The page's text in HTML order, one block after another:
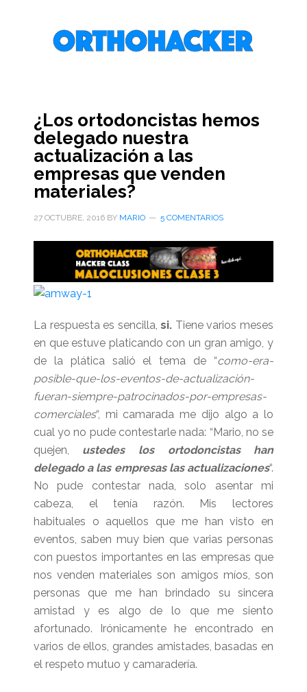
¿Los ortodoncistas hemos
delegado nuestra
actualización a las
empresas que venden
materiales?
27 OCTUBRE, 2016BY MARIO 5 COMENTARIOS
La respuesta es sencilla,si. Tiene varios meses
en que estuve platicando con un gran amigo, y
de la plática salió el tema de “como-era-
posible-que-los-eventos-de-actualización-
fueran-siempre-patrocinados-por-empresas-
comerciales“, mi camarada me dijo algo a lo
cual yo no pude contestarle nada: “Mario, no se
quejen,
ustedes los ortodoncistas han
delegado a las empresas las actualizaciones“.
No pude contestar nada, solo asentar mi
cabeza, el tenía razón. Mis lectores
habituales o aquellos que me han visto en
eventos, saben muy bien que varias personas
con puestos importantes en las empresas que
nos venden materiales son amigos míos, son
personas que me han brindado su sincera
amistad y es algo de lo que me siento
afortunado. Irónicamente he encontrado en
varios de ellos, grandes amistades, basadas en
el respeto mutuo y camaradería.